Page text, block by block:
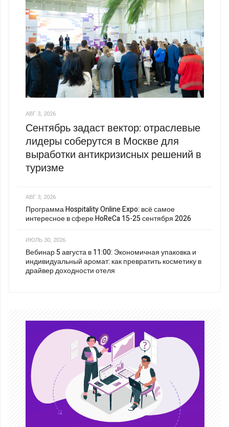
АВГ 3, 2026
Сентябрь задаст вектор: отраслевые
лидеры соберутся в Москве для
выработки антикризисных решений в
туризме
АВГ 3, 2026
Программа Hospitality Online Expo: всё самое
интересное в сфере HoReCa 15-25 сентября 2026
ИЮЛЬ 30, 2026
Вебинар 5 августа в 11:00: Экономичная упаковка и
индивидуальный аромат: как превратить косметику в
драйвер доходности отеля